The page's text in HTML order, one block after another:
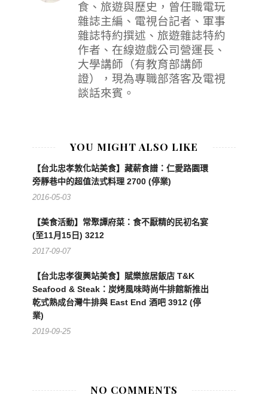
食、旅遊與歷史，曾任職電玩
雜誌主編、電視台記者、軍事
雜誌特約撰述、旅遊雜誌特約
作者、在線遊戲公司營運長、
大學講師（有教育部講師
證），現為專職部落客及電視
談話來賓。
YOU MIGHT ALSO LIKE
【台北忠孝敦化站美食】藏薪食譜：仁愛路園環
旁靜巷中的超值法式料理 2700 (停業)
2016-05-03
【美食活動】常聚譚府菜：食不厭精的民初名宴
(至11月15日) 3212
2017-09-07
【台北忠孝復興站美食】賦樂旅居飯店 T&K
Seafood & Steak：炭烤風味時尚牛排館新推出
乾式熟成台灣牛排與 East End 酒吧 3912 (停
業)
2019-09-25
NO COMMENTS